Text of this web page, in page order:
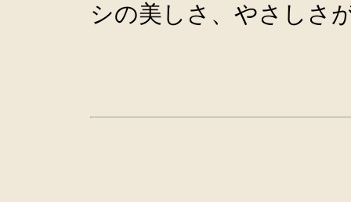
シの美しさ、やさしさ